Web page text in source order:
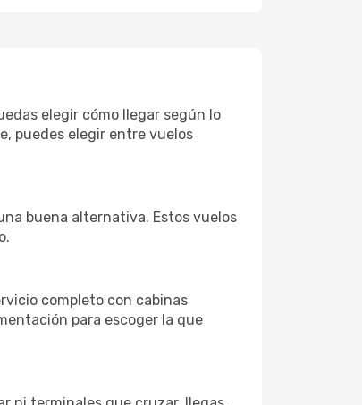
elegir cómo llegar según lo
puedes elegir entre vuelos
buena alternativa. Estos vuelos
completo con cabinas
para escoger la que